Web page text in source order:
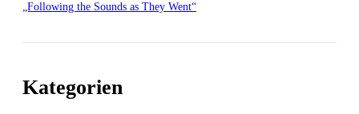
„Following the Sounds as They Went“
Kategorien